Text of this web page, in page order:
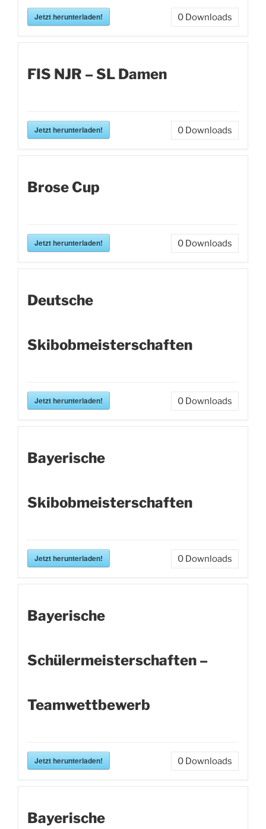
Jetzt herunterladen! 0 Downloads
FIS NJR – SL Damen
Jetzt herunterladen! 0 Downloads
Brose Cup
Jetzt herunterladen! 0 Downloads
Deutsche
Skibobmeisterschaften
Jetzt herunterladen! 0 Downloads
Bayerische
Skibobmeisterschaften
Jetzt herunterladen! 0 Downloads
Bayerische
Schülermeisterschaften –
Teamwettbewerb
Jetzt herunterladen! 0 Downloads
Bayerische